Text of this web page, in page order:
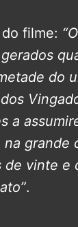
filme:
do
a
grande
de vinte e
.